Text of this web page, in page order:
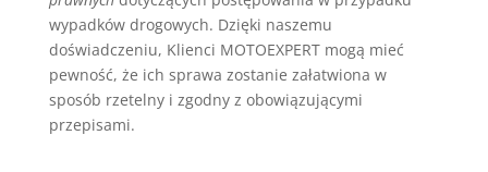
wypadków drogowych. Dzięki naszemu
doświadczeniu, Klienci MOTOEXPERT mogą mieć
pewność, że ich sprawa zostanie załatwiona w
sposób rzetelny i zgodny z obowiązującymi
przepisami.